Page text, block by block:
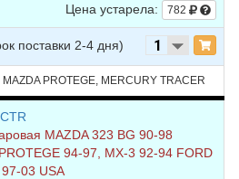
Цена устарела: 782
поставки 2-4 дня)
PROTEGE, MERCURY TRACER
MAZDA 323 BG 90-98
94-97, MX-3 92-94 FORD
03 USA